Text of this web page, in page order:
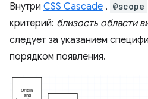
Внутри CSS Cascade , @scope
критерий: близость области
следует за указанием
порядком появления.